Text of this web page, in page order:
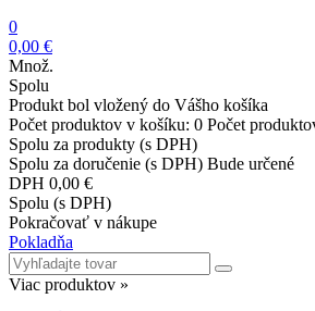
0
0,00 €
Množ.
Spolu
Produkt bol vložený do Vášho košíka
Počet produktov v košíku: 0 Počet
Spolu za produkty (s DPH)
Spolu za doručenie (s DPH) Bude určené
DPH 0,00 €
Spolu (s DPH)
Pokračovať v nákupe
Pokladňa
Viac produktov »